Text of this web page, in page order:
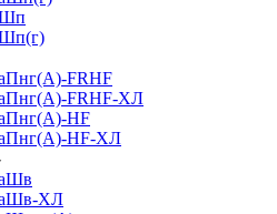
FRHF
FRHF-ХЛ
HF
HF-ХЛ
ХЛ